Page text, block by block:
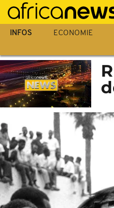
Passer
au
contenu
INFOS ECONOMIE